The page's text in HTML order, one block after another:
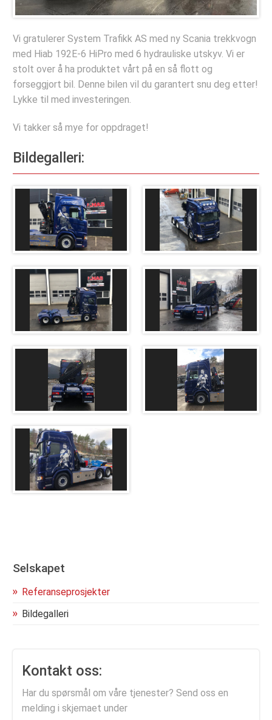
Lastesikring
Stropper
Tømmerbanker
Bestill verkstedtime
Selskapet
Referanseprosjekter
Bildegalleri
Kontakt oss
Vi gratulerer System Trafikk AS med ny Scania trekkvogn
med Hiab 192E-6 HiPro med 6 hydrauliske utskyv. Vi er
stolt over å ha produktet vårt på en så flott og
forseggjort bil. Denne bilen vil du garantert snu deg etter!
Lykke til med investeringen.
Vi takker så mye for oppdraget!
Bildegalleri:
Selskapet
Referanseprosjekter
Bildegalleri
Kontakt oss:
Har du spørsmål om våre tjenester? Send oss en
melding i skjemaet under